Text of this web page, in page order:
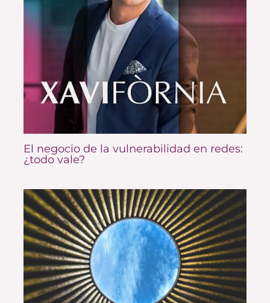
El negocio de la vulnerabilidad en redes:
¿todo vale?